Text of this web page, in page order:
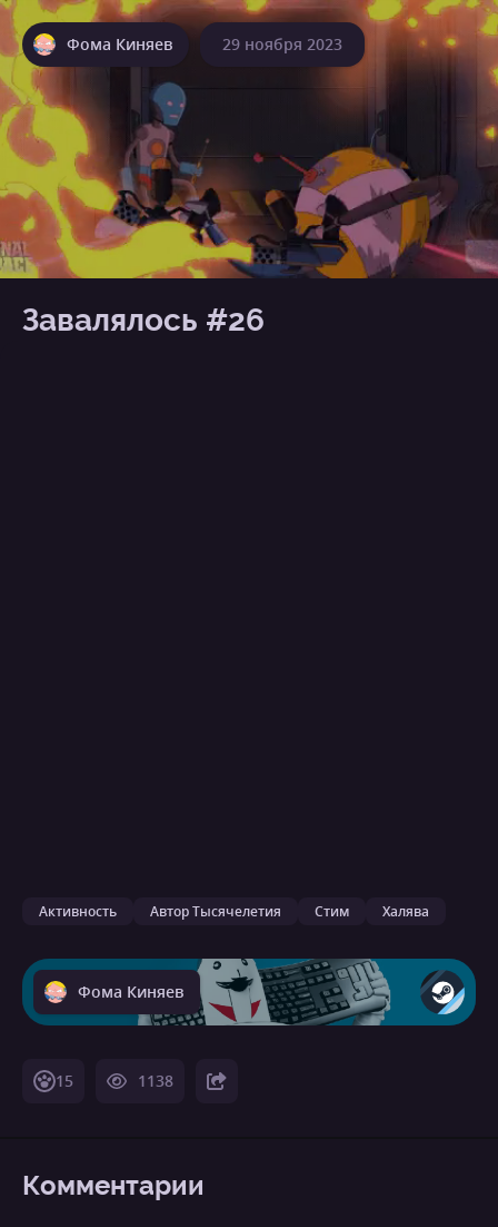
Фома Киняев 29 ноября 2023
Завалялось #26
Активность Автор Тысячелетия Стим Халява
Фома Киняев
15 1138
Комментарии